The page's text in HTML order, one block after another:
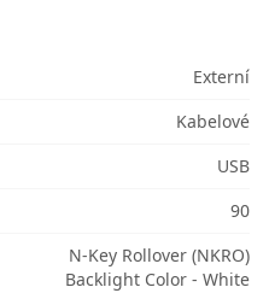
Externí
Kabelové
USB
90
N-Key Rollover (NKRO)
Backlight Color - White